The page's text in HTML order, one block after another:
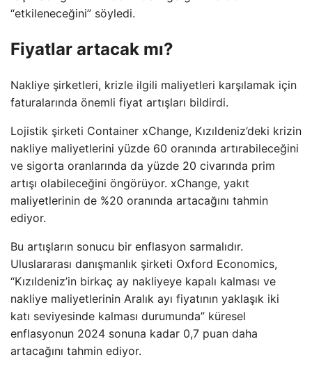
“etkileneceğini” söyledi.
Fiyatlar artacak mı?
Nakliye şirketleri, krizle ilgili maliyetleri karşılamak için
faturalarında önemli fiyat artışları bildirdi.
Lojistik şirketi Container xChange, Kızıldeniz’deki krizin
nakliye maliyetlerini yüzde 60 oranında artırabileceğini
ve sigorta oranlarında da yüzde 20 civarında prim
artışı olabileceğini öngörüyor. xChange, yakıt
maliyetlerinin de %20 oranında artacağını tahmin
ediyor.
Bu artışların sonucu bir enflasyon sarmalıdır.
Uluslararası danışmanlık şirketi Oxford Economics,
“Kızıldeniz’in birkaç ay nakliyeye kapalı kalması ve
nakliye maliyetlerinin Aralık ayı fiyatının yaklaşık iki
katı seviyesinde kalması durumunda” küresel
enflasyonun 2024 sonuna kadar 0,7 puan daha
artacağını tahmin ediyor.